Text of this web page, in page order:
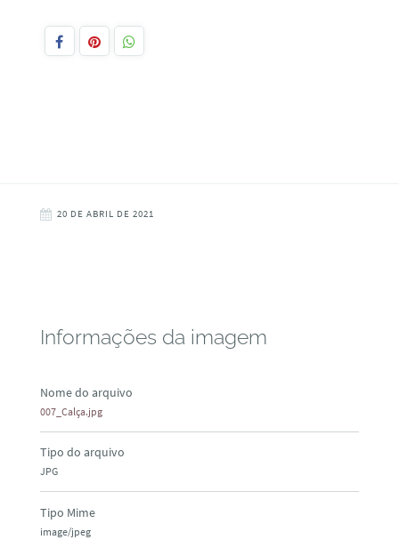
20 DE ABRIL DE 2021
Informações da imagem
Nome do arquivo
007_Calça.jpg
Tipo do arquivo
JPG
Tipo Mime
image/jpeg